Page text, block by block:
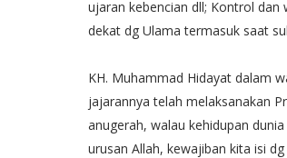
ujaran kebencian dll; Kontrol dan
dekat dg Ulama termasuk saat
KH. Muhammad Hidayat dalam
jajarannya telah melaksanakan
anugerah, walau kehidupan
urusan Allah, kewajiban kita isi